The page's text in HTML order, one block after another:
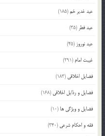
عید غدیر خم(185)
عید فطر (35)
عید نوروز (45)
غیبت امام (291)
فضایل اخلاقی (183)
فضایل و رذایل اخلاقی (168)
فضایل و ویژگی ها (10)
فقه و احکام شرعی (340)